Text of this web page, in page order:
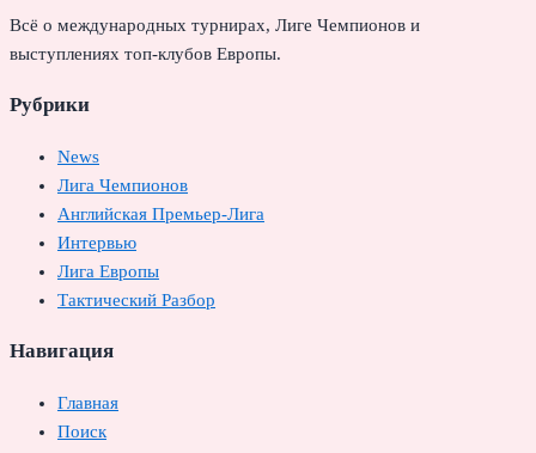
Всё о международных турнирах, Лиге Чемпионов и
выступлениях топ-клубов Европы.
Рубрики
News
Лига Чемпионов
Английская Премьер-Лига
Интервью
Лига Европы
Тактический Разбор
Навигация
Главная
Поиск